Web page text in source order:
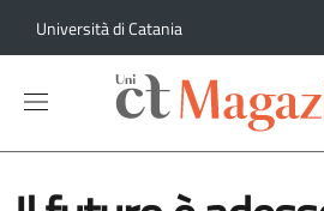
Università di Catania